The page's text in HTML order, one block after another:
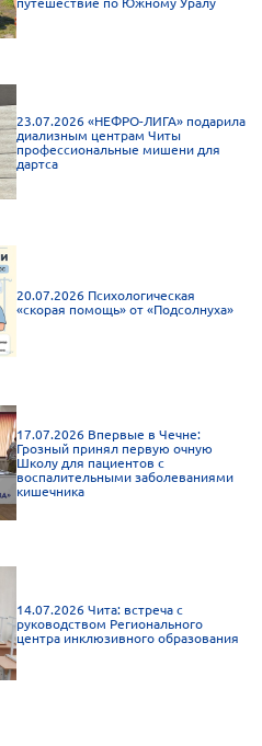
конференция
лет работы
тренинг
реалии" (26-
23.07.2026 «НЕФРО-ЛИГА» подарила
диализным центрам Читы
профессиональные мишени для
дартса
20.07.2026 Психологическая
«скорая помощь» от «Подсолнуха»
17.07.2026 Впервые в Чечне:
Грозный принял первую очную
Школу для пациентов с
воспалительными заболеваниями
кишечника
14.07.2026 Чита: встреча с
руководством Регионального
центра инклюзивного образования